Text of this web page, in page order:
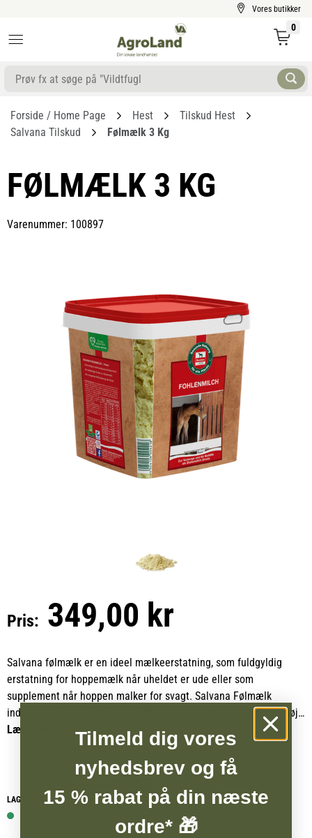
Vores butikker
0
Forside / Home Page Hest
Tilskud Hest
Salvana Tilskud
Følmælk 3 Kg
FØLMÆLK 3 KG
Varenummer: 100897
Pris: 349,00 kr
Salvana følmælk er en ideel mælkeerstatning, som fuldgyldig
erstatning for hoppemælk når uheldet er ude eller som
supplement når hoppen malker for svagt. Salvana Følmælk
indeholder værdifulde og letfordøjelige ingredienser som er i høj
lighed med hoppemælken med hensyn til protein- og fedtindhold,
alle vegetabilske fedtstoffer.
Salvana følmælk indeholder desuden et højt indhold af vitaminer
og mineraler, som sikre en optimal ernæring af føllet. Ydermere er
der druesukker i der hurtigt giver energi. Salvana følmælk er
meget velsmagende og letopløselig. En unik mælkeblanding
Læs mere
LAGERSTATUS WEBSHOP
Tilmeld dig vores
nyhedsbrev og få
15 % rabat på din næste
ordre* 🎁